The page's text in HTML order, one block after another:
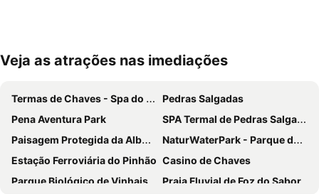
Ampliar mapa
Veja as atrações nas imediações
Termas de Chaves - Spa do Imperador
Pedras Salgadas
Pena Aventura Park
SPA Termal de Pedras Salgadas
Paisagem Protegida da Albufeira do Azibo
NaturWaterPark - Parque de Diversões do Douro
Estação Ferroviária do Pinhão Casino de Chaves
Parque Biológico de Vinhais
Praia Fluvial de Foz do Sabor